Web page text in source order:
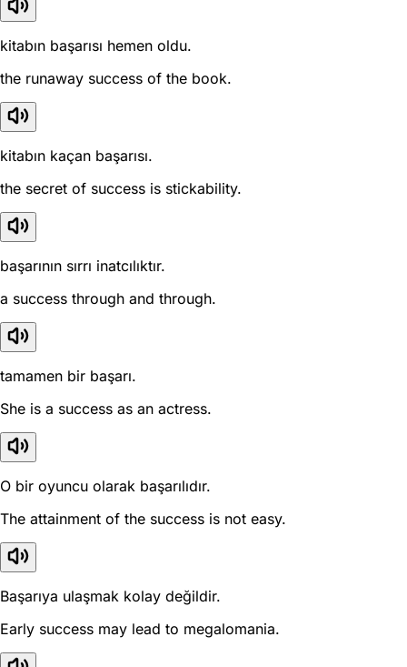
kitabın başarısı hemen oldu.
the runaway success of the book.
kitabın kaçan başarısı.
the secret of success is stickability.
başarının sırrı inatcılıktır.
a success through and through.
tamamen bir başarı.
She is a success as an actress.
O bir oyuncu olarak başarılıdır.
The attainment of the success is not easy.
Başarıya ulaşmak kolay değildir.
Early success may lead to megalomania.